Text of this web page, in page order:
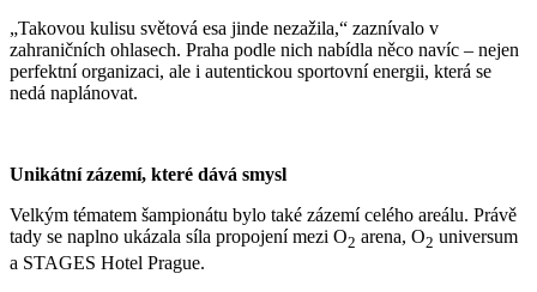
„Takovou kulisu světová esa jinde nezažila,“ zaznívalo v
zahraničních ohlasech. Praha podle nich nabídla něco navíc – nejen
perfektní organizaci, ale i autentickou sportovní energii, která se
nedá naplánovat.
Unikátní zázemí, které dává smysl
Velkým tématem šampionátu bylo také zázemí celého areálu. Právě
tady se naplno ukázala síla propojení mezi O2 arena, O2 universum
a STAGES Hotel Prague.